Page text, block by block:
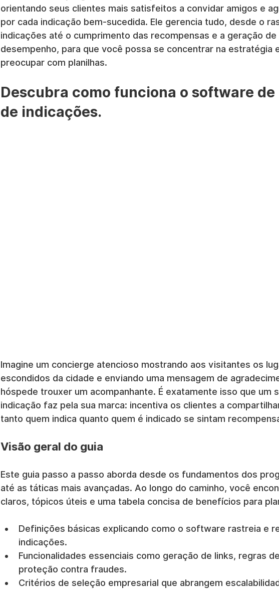
orientando seus clientes mais satisfeitos a convidar amigos e
por cada indicação bem-sucedida. Ele gerencia tudo, desde o
indicações até o cumprimento das recompensas e a geração
desempenho, para que você possa se concentrar na estratégia
preocupar com planilhas.
Descubra como funciona o software
de indicações.
Imagine um concierge atencioso mostrando aos visitantes os
escondidos da cidade e enviando uma mensagem de
hóspede trouxer um acompanhante. É exatamente isso que um
indicação faz pela sua marca: incentiva os clientes a
tanto quem indica quanto quem é indicado se sintam
Visão geral do guia
Este guia passo a passo aborda desde os fundamentos dos
até as táticas mais avançadas. Ao longo do caminho, você
claros, tópicos úteis e uma tabela concisa de benefícios para
Definições básicas explicando como o software rastreia e
indicações.
Funcionalidades essenciais como geração de links, regras
proteção contra fraudes.
Critérios de seleção empresarial que abrangem